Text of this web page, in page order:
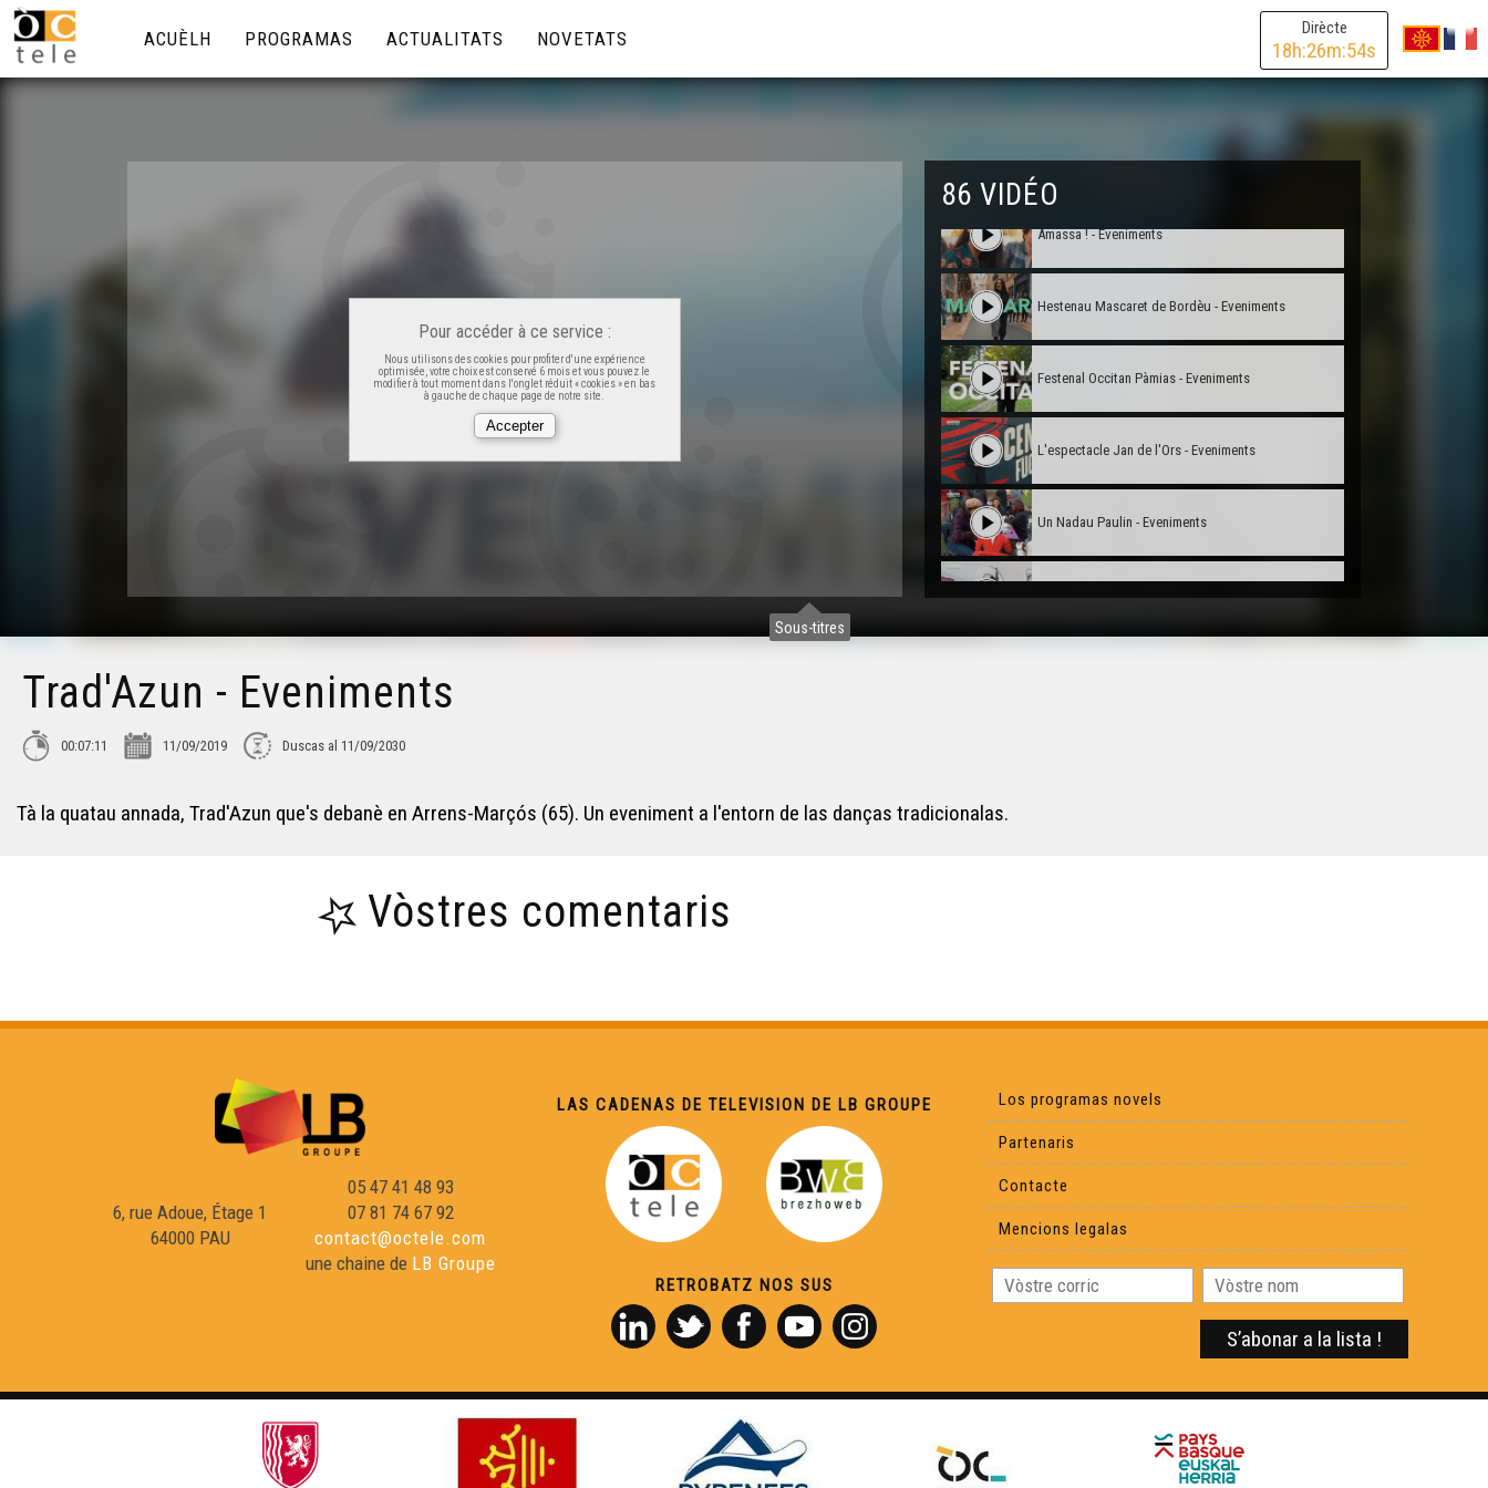
Dirècte
18h:26m:54s
ACUÈLH PROGRAMAS ACTUALITATS NOVETATS
Sous-titres
Pour accéder à ce service :
Nous utilisons des cookies pour profiter d'une expérience
optimisée, votre choix est conservé 6 mois et vous pouvez le
modifier à tout moment dans l'onglet réduit « cookies » en bas
à gauche de chaque page de notre site.
86 VIDÉO
La Felibrejada 100au edicion - Eveniments
Trad'Azun - Eveniments
Amassa ! - Eveniments
Hestenau Mascaret de Bordèu - Eveniments
Festenal Occitan Pàmias - Eveniments
L'espectacle Jan de l'Ors - Eveniments
Un Nadau Paulin - Eveniments
Passejada a Anglet - Eveniments
L'estagi deu CFPÒC - Eveniments
L'enchantada - Eveniments
La dubèrtura dels comèrces - Eveniments
Cyrano, Un dia au teatre - Eveniments
Lo (petit) Rambalh de Sent-Martin - Eveniments
Trad'Azun - Eveniments
00:07:11 11/09/2019 Duscas al 11/09/2030
Tà la quatau annada, Trad'Azun que's debanè en Arrens-Marçós (65). Un eveniment a l'entorn de las danças tradicionalas.
Vòstres comentaris
6, rue Adoue, Étage 1
64000 PAU
05 47 41 48 93
07 81 74 67 92
contact@octele.com
une chaine de LB Groupe
LAS CADENAS DE TELEVISION DE LB GROUPE
RETROBATZ NOS SUS
Los programas novels
Partenaris
Contacte
Mencions legalas